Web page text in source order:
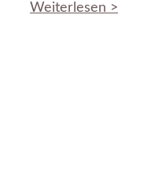
Weiterlesen >